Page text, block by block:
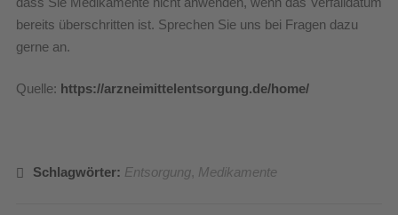
bereits überschritten ist. Sprechen Sie uns bei Fragen dazu
gerne an.
Quelle: https://arzneimittelentsorgung.de/home/
Schlagwörter: Entsorgung, Medikamente